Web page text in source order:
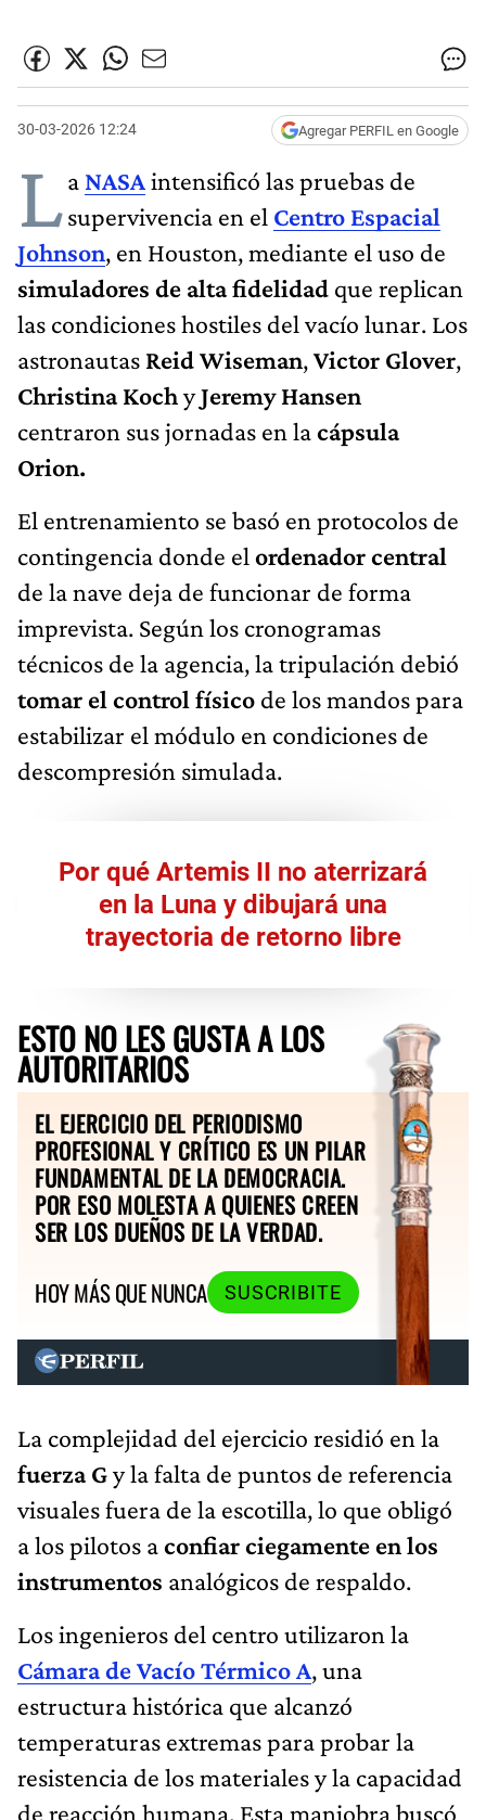
30-03-2026 12:24 Agregar PERFIL en Google
La NASAintensificó las pruebas de
supervivencia en el Centro Espacial
Johnson, en Houston, mediante el uso de
simuladores de alta fidelidad que replican
las condiciones hostiles del vacío lunar. Los
astronautas Reid Wiseman,Victor Glover,
Christina KochyJeremy Hansen
centraron sus jornadas en lacápsula
Orion.
El entrenamiento se basó en protocolos de
contingencia donde el ordenador central
de la nave deja de funcionar de forma
imprevista. Según los cronogramas
técnicos de la agencia, la tripulación debió
tomar el control físico de los mandos para
estabilizar el módulo en condiciones de
descompresión simulada.
Por qué Artemis II no aterrizará
en la Luna y dibujará una
trayectoria de retorno libre
ESTO NO LES GUSTA A LOS
AUTORITARIOS
EL EJERCICIO DEL PERIODISMO
PROFESIONAL Y CRÍTICO ES UN PILAR
FUNDAMENTAL DE LA DEMOCRACIA.
POR ESO MOLESTA A QUIENES CREEN
SER LOS DUEÑOS DE LA VERDAD.
HOY MÁS QUE NUNCA
SUSCRIBITE
La complejidad del ejercicio residió en la
fuerza Gy la falta de puntos de referencia
visuales fuera de la escotilla, lo que obligó
a los pilotos aconfiar ciegamente en los
instrumentos analógicos de respaldo.
Los ingenieros del centro utilizaron la
Cámara de Vacío Térmico A, una
estructura histórica que alcanzó
temperaturas extremas para probar la
resistencia de los materiales y la capacidad
de reacción humana. Esta maniobra buscó